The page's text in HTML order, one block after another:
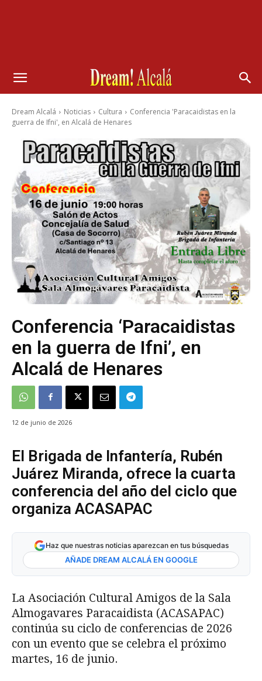
Dream Alcalá Noticias Cultura
Conferencia 'Paracaidistas en la
guerra de Ifni', en Alcalá de Henares
Conferencia ‘Paracaidistas
en la guerra de Ifni’, en
Alcalá de Henares
12 de junio de 2026
El Brigada de Infantería, Rubén
Juárez Miranda, ofrece la cuarta
conferencia del año del ciclo que
organiza ACASAPAC
Haz que nuestras noticias aparezcan en tus búsquedas
AÑADE DREAM ALCALÁ EN GOOGLE
La Asociación Cultural Amigos de la Sala
Almogavares Paracaidista (ACASAPAC)
continúa su ciclo de conferencias de 2026
con un evento que se celebra el próximo
martes, 16 de junio.